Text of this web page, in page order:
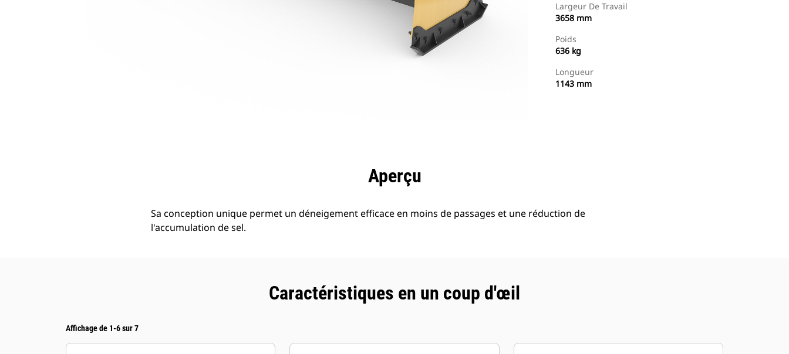
Largeur De Travail
3658 mm
Poids
636 kg
Longueur
1143 mm
Aperçu
Sa conception unique permet un déneigement efficace en moins de passages et une réduction de
l'accumulation de sel.
Caractéristiques en un coup d'œil
Affichage de 1-6 sur 7